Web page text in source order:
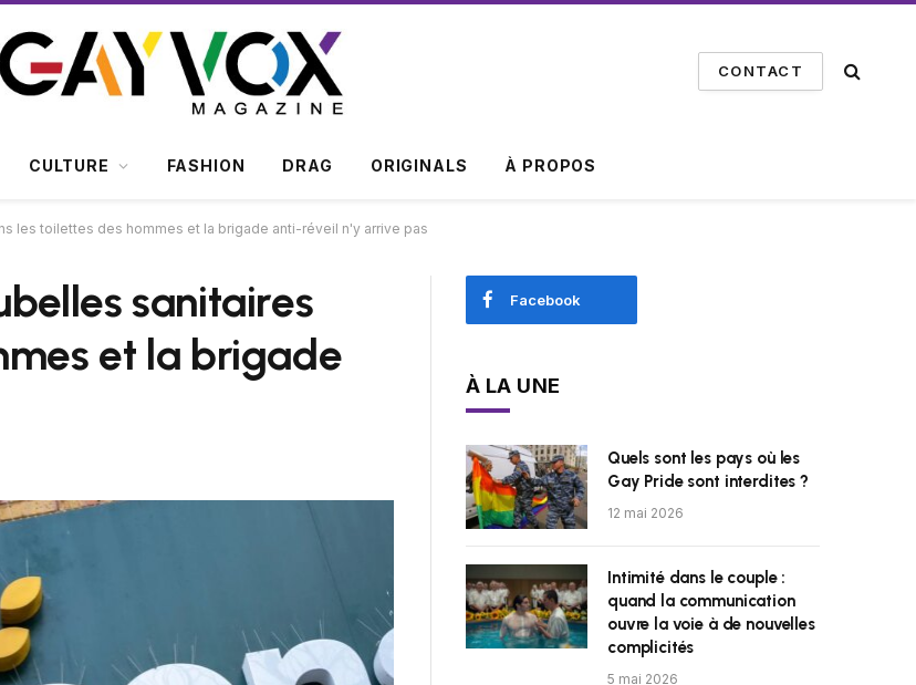
CONTACT
CULTURE FASHION DRAG ORIGINALS À PROPOS
les toilettes des hommes et la brigade anti-réveil n'y arrive pas
sanitaires
et la brigade
Facebook
À LA UNE
Quels sont les pays où les
Gay Pride sont interdites ?
12 mai 2026
Intimité dans le couple :
quand la communication
ouvre la voie à de nouvelles
complicités
5 mai 2026